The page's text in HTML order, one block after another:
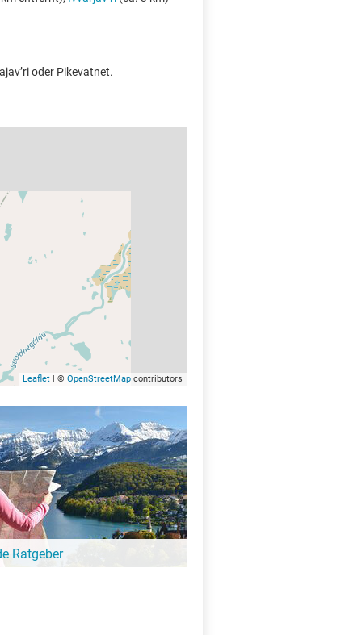
oder Pikevatnet.
Leaflet | © OpenStreetMap contributors
Ratgeber